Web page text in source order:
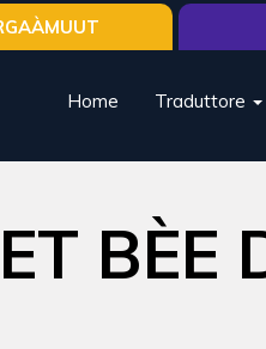
Home Traduttore
BÈE